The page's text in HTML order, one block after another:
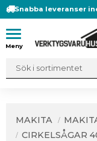
Meny
Snabba leveranser
MAKITA
CIRKELSÅGAR